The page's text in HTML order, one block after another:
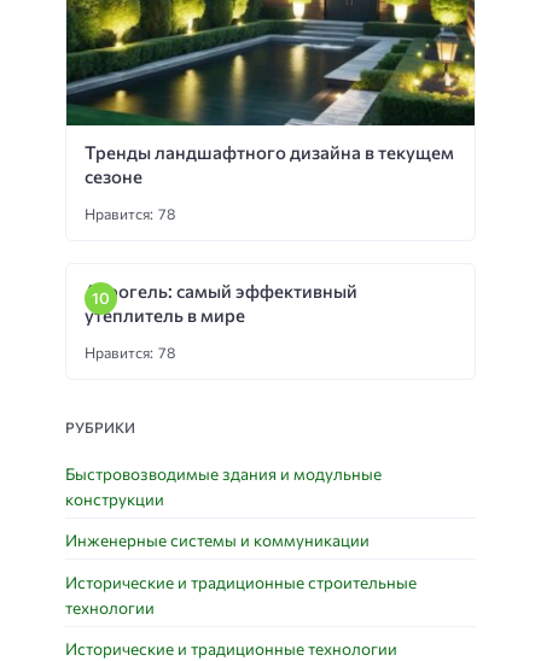
Тренды ландшафтного дизайна в текущем
сезоне
Нравится: 78
Аэрогель: самый эффективный
утеплитель в мире
Нравится: 78
РУБРИКИ
Быстровозводимые здания и модульные
конструкции
Инженерные системы и коммуникации
Исторические и традиционные строительные
технологии
Исторические и традиционные технологии